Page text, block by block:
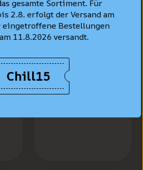
Levi's® Jeans
Hemd Standard
Fit, Hellblau "Esta
Noche"
gesamte Sortiment. Für
2.8. erfolgt der Versand am
eingetroffene Bestellungen
11.8.2026 versandt.
Chill15